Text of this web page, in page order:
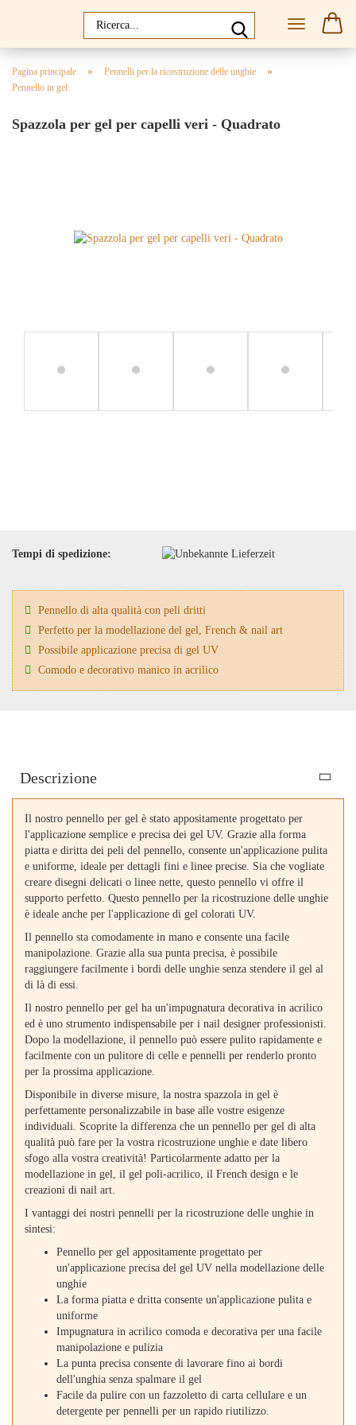
Pagina principale » Pennelli per la ricostruzione delle unghie »
Pennello in gel
Spazzola per gel per capelli veri - Quadrato
Tempi di spedizione:
Pennello di alta qualità con peli dritti
Perfetto per la modellazione del gel, French & nail art
Possibile applicazione precisa di gel UV
Comodo e decorativo manico in acrilico
Descrizione
Il nostro pennello per gel è stato appositamente progettato per
l'applicazione semplice e precisa dei gel UV. Grazie alla forma
piatta e diritta dei peli del pennello, consente un'applicazione pulita
e uniforme, ideale per dettagli fini e linee precise. Sia che vogliate
creare disegni delicati o linee nette, questo pennello vi offre il
supporto perfetto. Questo pennello per la ricostruzione delle unghie
è ideale anche per l'applicazione di gel colorati UV.
Il pennello sta comodamente in mano e consente una facile
manipolazione. Grazie alla sua punta precisa, è possibile
raggiungere facilmente i bordi delle unghie senza stendere il gel al
di là di essi.
Il nostro pennello per gel ha un'impugnatura decorativa in acrilico
ed è uno strumento indispensabile per i nail designer professionisti.
Dopo la modellazione, il pennello può essere pulito rapidamente e
facilmente con un pulitore di celle e pennelli per renderlo pronto
per la prossima applicazione.
Disponibile in diverse misure, la nostra spazzola in gel è
perfettamente personalizzabile in base alle vostre esigenze
individuali. Scoprite la differenza che un pennello per gel di alta
qualità può fare per la vostra ricostruzione unghie e date libero
sfogo alla vostra creatività! Particolarmente adatto per la
modellazione in gel, il gel poli-acrilico, il French design e le
creazioni di nail art.
I vantaggi dei nostri pennelli per la ricostruzione delle unghie in
sintesi:
Pennello per gel appositamente progettato per
un'applicazione precisa del gel UV nella modellazione delle
unghie
La forma piatta e dritta consente un'applicazione pulita e
uniforme
Impugnatura in acrilico comoda e decorativa per una facile
manipolazione e pulizia
La punta precisa consente di lavorare fino ai bordi
dell'unghia senza spalmare il gel
Facile da pulire con un fazzoletto di carta cellulare e un
detergente per pennelli per un rapido riutilizzo.